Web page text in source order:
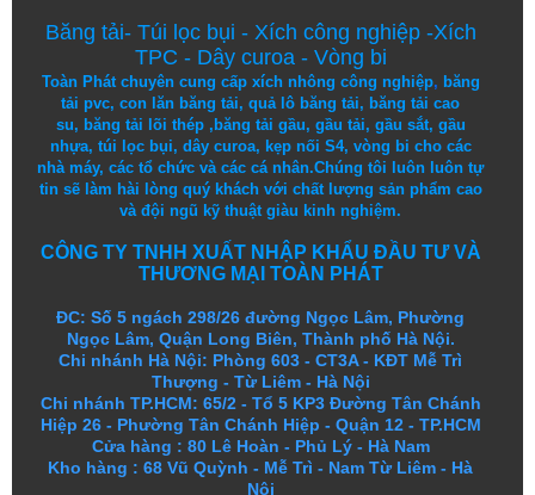
Băng tải- Túi lọc bụi - Xích công nghiệp-Xích
TPC - Dây curoa - Vòng bi
Toàn Phát chuyên cung cấp xích nhông công nghiệp, băng
tải pvc,con lăn băng tải,quả lô băng tải, băng tải cao
su, băng tải lõi thép,băng tải gầu, gầu tải, gầu sắt, gầu
nhựa, túi lọc bụi, dây curoa, kẹp nối S4, vòng bi cho các
nhà máy, các tổ chức và các cá nhân.Chúng tôi luôn luôn tự
tin sẽ làm hài lòng quý khách với chất lượng sảnphẩm cao
và đội ngũ kỹ thuật giàu kinh nghiệm.
CÔNG TY TNHH XUẤT NHẬP KHẨU ĐẦU TƯ VÀ
THƯƠNG MẠI TOÀN PHÁT
ĐC: Số 5 ngách 298/26 đường Ngọc Lâm, Phường
Ngọc Lâm, Quận Long Biên, Thành phố Hà Nội.
Chi nhánh Hà Nội: Phòng 603 - CT3A - KĐT Mễ Trì
Thượng - Từ Liêm - Hà Nội
Chi nhánh TP.HCM: 65/2 - Tổ 5 KP3 Đường Tân Chánh
Hiệp 26 - Phường Tân Chánh Hiệp - Quận 12 - TP.HCM
Cửa hàng : 80 Lê Hoàn - Phủ Lý - Hà Nam
Kho hàng :68 Vũ Quỳnh - Mễ Trì - Nam Từ Liêm - Hà
Nội